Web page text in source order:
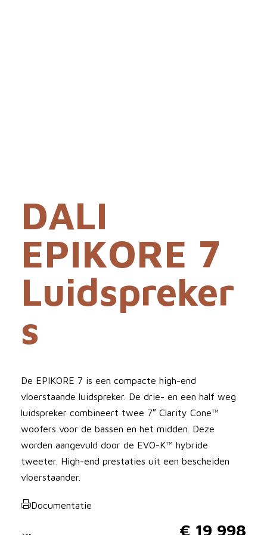
DALI
EPIKORE 7
Luidspreker
s
De EPIKORE 7 is een compacte high-end
vloerstaande luidspreker. De drie- en een half weg
luidspreker combineert twee 7″ Clarity Cone™
woofers voor de bassen en het midden. Deze
worden aangevuld door de EVO-K™ hybride
tweeter. High-end prestaties uit een bescheiden
vloerstaander.
Documentatie
€ 19 998